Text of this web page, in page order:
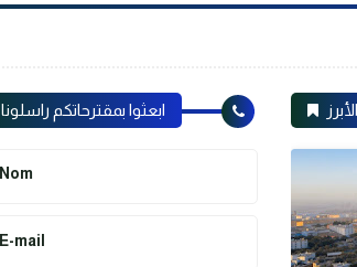
ابعثوا بمقترحاتكم راسلونا
Nom
E-mail